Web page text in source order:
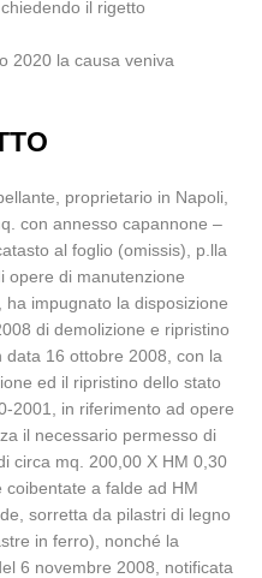
il rigetto
2020 la causa veniva
proprietario in Napoli,
con annesso capannone –
al foglio (omissis), p.lla
opere di manutenzione
impugnato la disposizione
di demolizione e ripristino
16 ottobre 2008, con la
ed il ripristino dello stato
2001, in riferimento ad opere
il necessario permesso di
circa mq. 200,00 X HM 0,30
a falde ad HM
sorretta da pilastri di legno
in ferro), nonché la
6 novembre 2008, notificata